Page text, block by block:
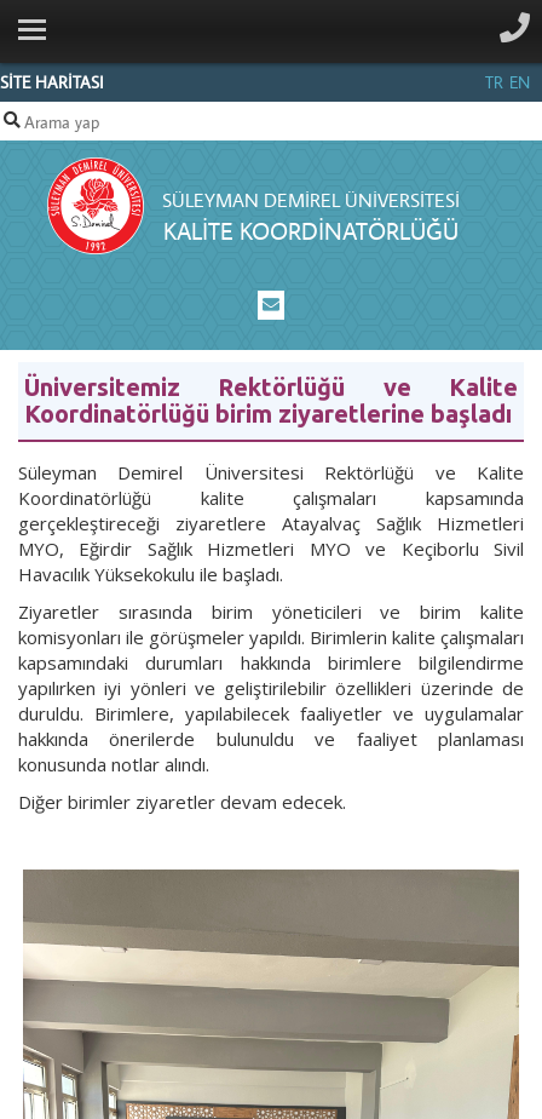
SİTE HARİTASI TR EN
SÜLEYMAN DEMIREL ÜNIVERSITESI
KALITE KOORDINATÖRLÜĞÜ
ANA SAYFA
HAKKIMIZDA
KOMİSYON
ÜYELERİ
FAALİYETLER
AKREDİTASYON
YÖNERGELER
RAPOR
SUNUMLAR
İLETIŞIM
Üniversitemiz Rektörlüğü ve Kalite
Koordinatörlüğü birim ziyaretlerine başladı
Süleyman Demirel Üniversitesi Rektörlüğü ve Kalite
Koordinatörlüğü kalite çalışmaları kapsamında
gerçekleştireceği ziyaretlere Atayalvaç Sağlık Hizmetleri
MYO, Eğirdir Sağlık Hizmetleri MYO ve Keçiborlu Sivil
Havacılık Yüksekokulu ile başladı.
Ziyaretler sırasında birim yöneticileri ve birim kalite
komisyonları ile görüşmeler yapıldı. Birimlerin kalite çalışmaları
kapsamındaki durumları hakkında birimlere bilgilendirme
yapılırken iyi yönleri ve geliştirilebilir özellikleri üzerinde de
duruldu. Birimlere, yapılabilecek faaliyetler ve uygulamalar
hakkında önerilerde bulunuldu ve faaliyet planlaması
konusunda notlar alındı.
Diğer birimler ziyaretler devam edecek.